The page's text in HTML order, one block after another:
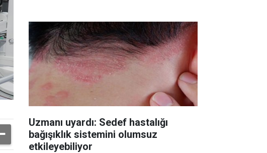
Uzmanı uyardı: Sedef hastalığı
bağışıklık sistemini olumsuz
etkileyebiliyor